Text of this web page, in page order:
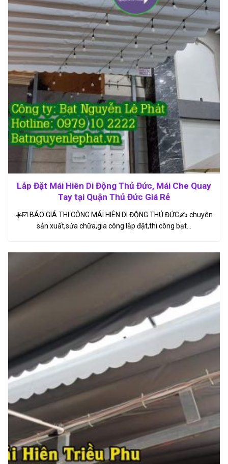
Lắp Đặt Mái Hiên Di Động Thủ Đức, Mái Che Quay
Tay tại Quận Thủ Đức Giá Rẻ
☀️☑️ BÁO GIÁ THI CÔNG MÁI HIÊN DI ĐỘNG THỦ ĐỨC✍ chuyên
sản xuất,sửa chữa,gia công lắp đặt,thi công bạt…